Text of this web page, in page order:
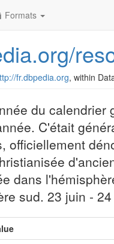
Formats
fr.dbpedia.org, within
du
C'était
officiellement
dans
sud. 23 juin -